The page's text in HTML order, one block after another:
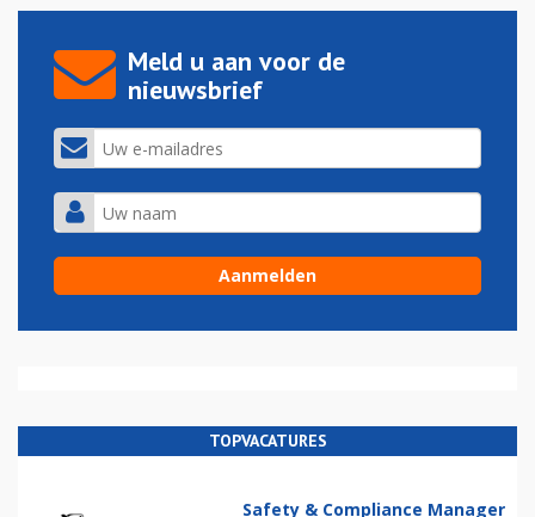
Meld u aan voor de
nieuwsbrief
TOPVACATURES
Safety & Compliance Manager